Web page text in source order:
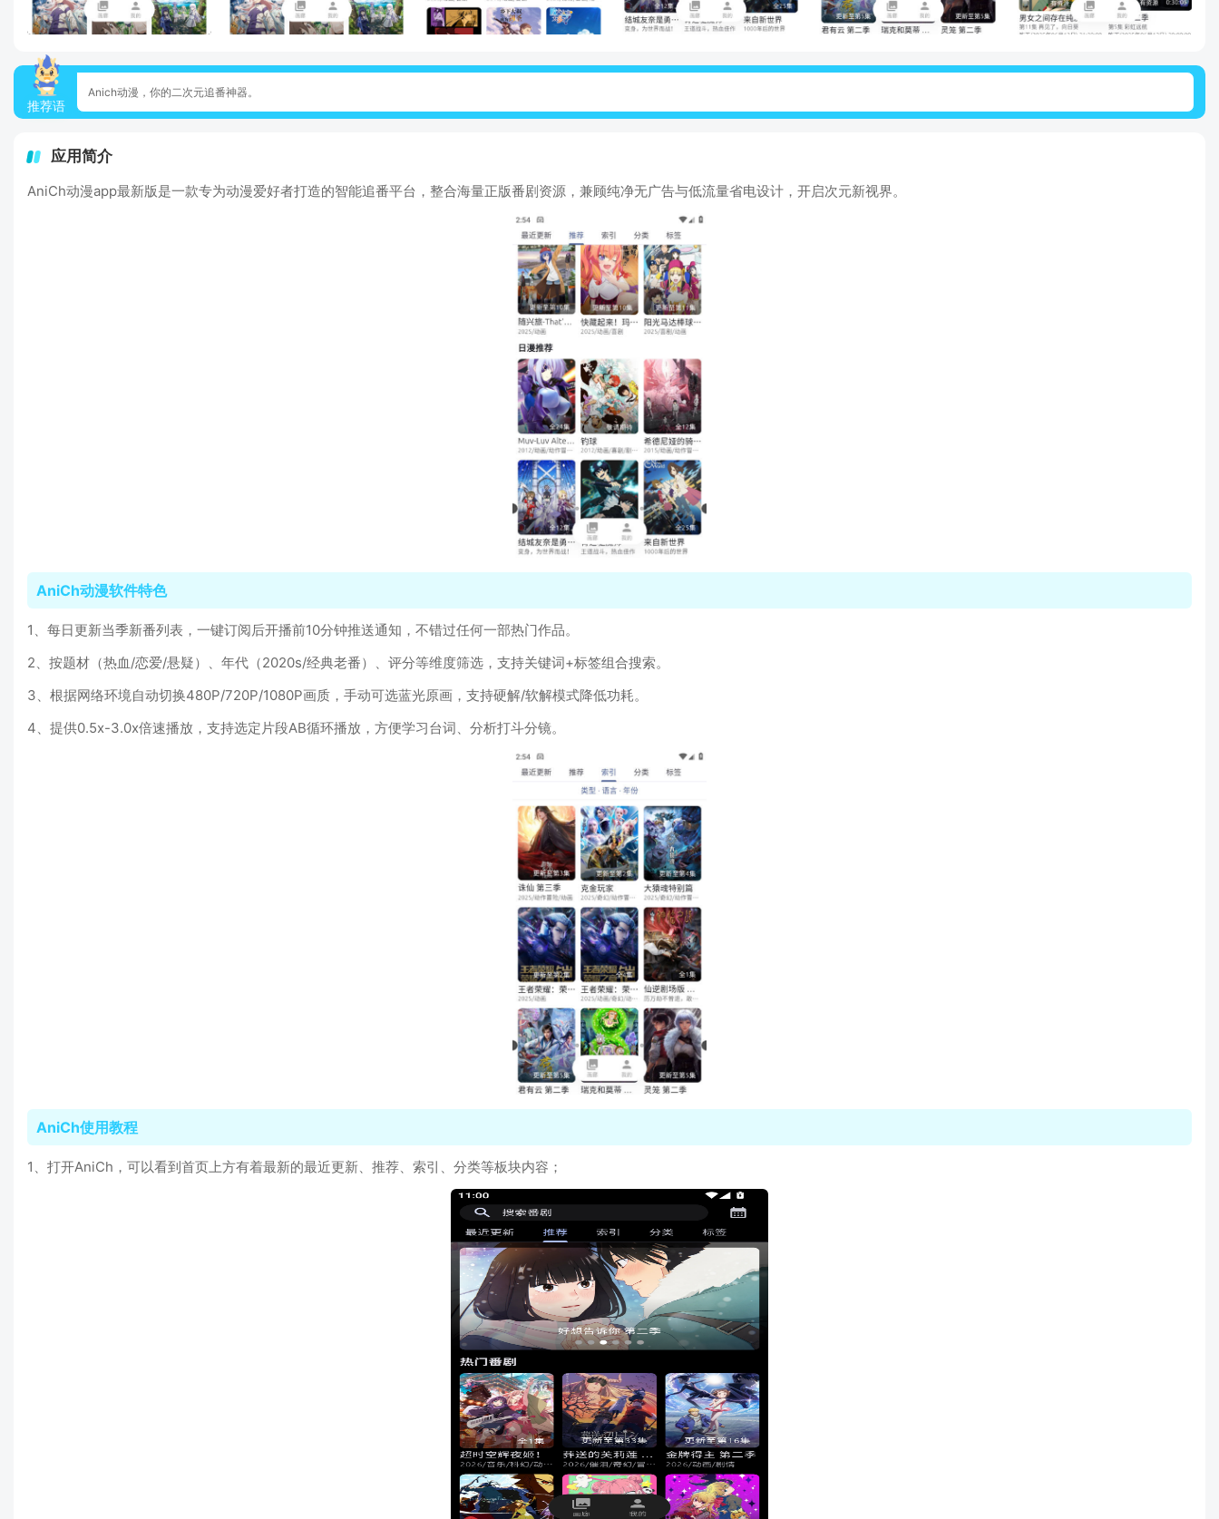
推荐语
Anich动漫，你的二次元追番神器。
应用简介
AniCh动漫app最新版是一款专为动漫爱好者打造的智能追番平台，整合海量正版番剧资源，兼顾纯净无广告与低流量省电设计，开启次元新视界。
AniCh动漫软件特色
1、每日更新当季新番列表，一键订阅后开播前10分钟推送通知，不错过任何一部热门作品。
2、按题材（热血/恋爱/悬疑）、年代（2020s/经典老番）、评分等维度筛选，支持关键词+标签组合搜索。
3、根据网络环境自动切换480P/720P/1080P画质，手动可选蓝光原画，支持硬解/软解模式降低功耗。
4、提供0.5x-3.0x倍速播放，支持选定片段AB循环播放，方便学习台词、分析打斗分镜。
AniCh使用教程
1、打开AniCh，可以看到首页上方有着最新的最近更新、推荐、索引、分类等板块内容；